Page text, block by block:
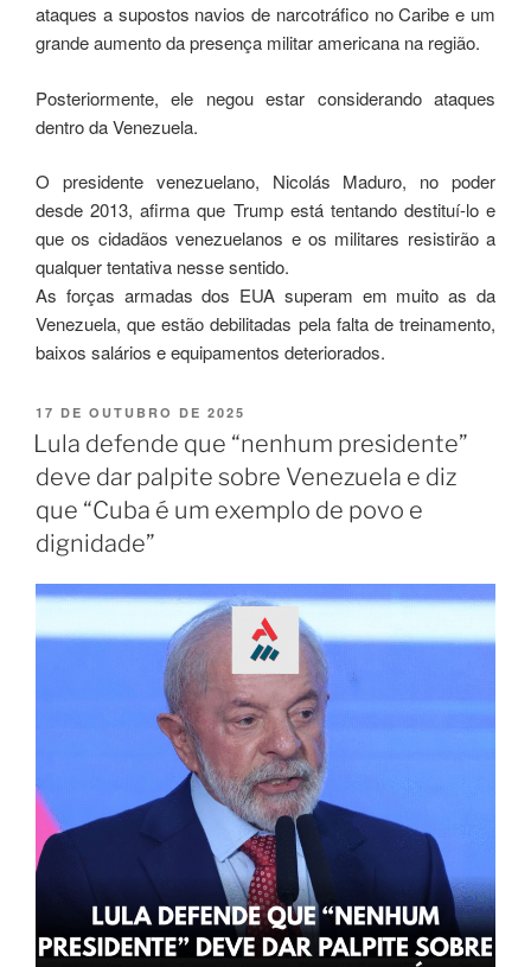
ataques a supostos navios de narcotráfico no Caribe e um
grande aumento da presença militar americana na região.
Posteriormente, ele negou estar considerando ataques
dentro da Venezuela.
O presidente venezuelano, Nicolás Maduro, no poder
desde 2013, afirma que Trump está tentando destituí-lo e
que os cidadãos venezuelanos e os militares resistirão a
qualquer tentativa nesse sentido.
As forças armadas dos EUA superam em muito as da
Venezuela, que estão debilitadas pela falta de treinamento,
baixos salários e equipamentos deteriorados.
17 DE OUTUBRO DE 2025
Lula defende que “nenhum presidente”
deve dar palpite sobre Venezuela e diz
que “Cuba é um exemplo de povo e
dignidade”